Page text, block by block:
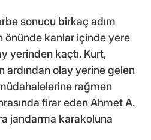
sonucu birkaç adım
önünde kanlar içinde yere
yerinden kaçtı. Kurt,
ardından olay yerine gelen
rağmen
firar eden Ahmet A.
jandarma karakoluna